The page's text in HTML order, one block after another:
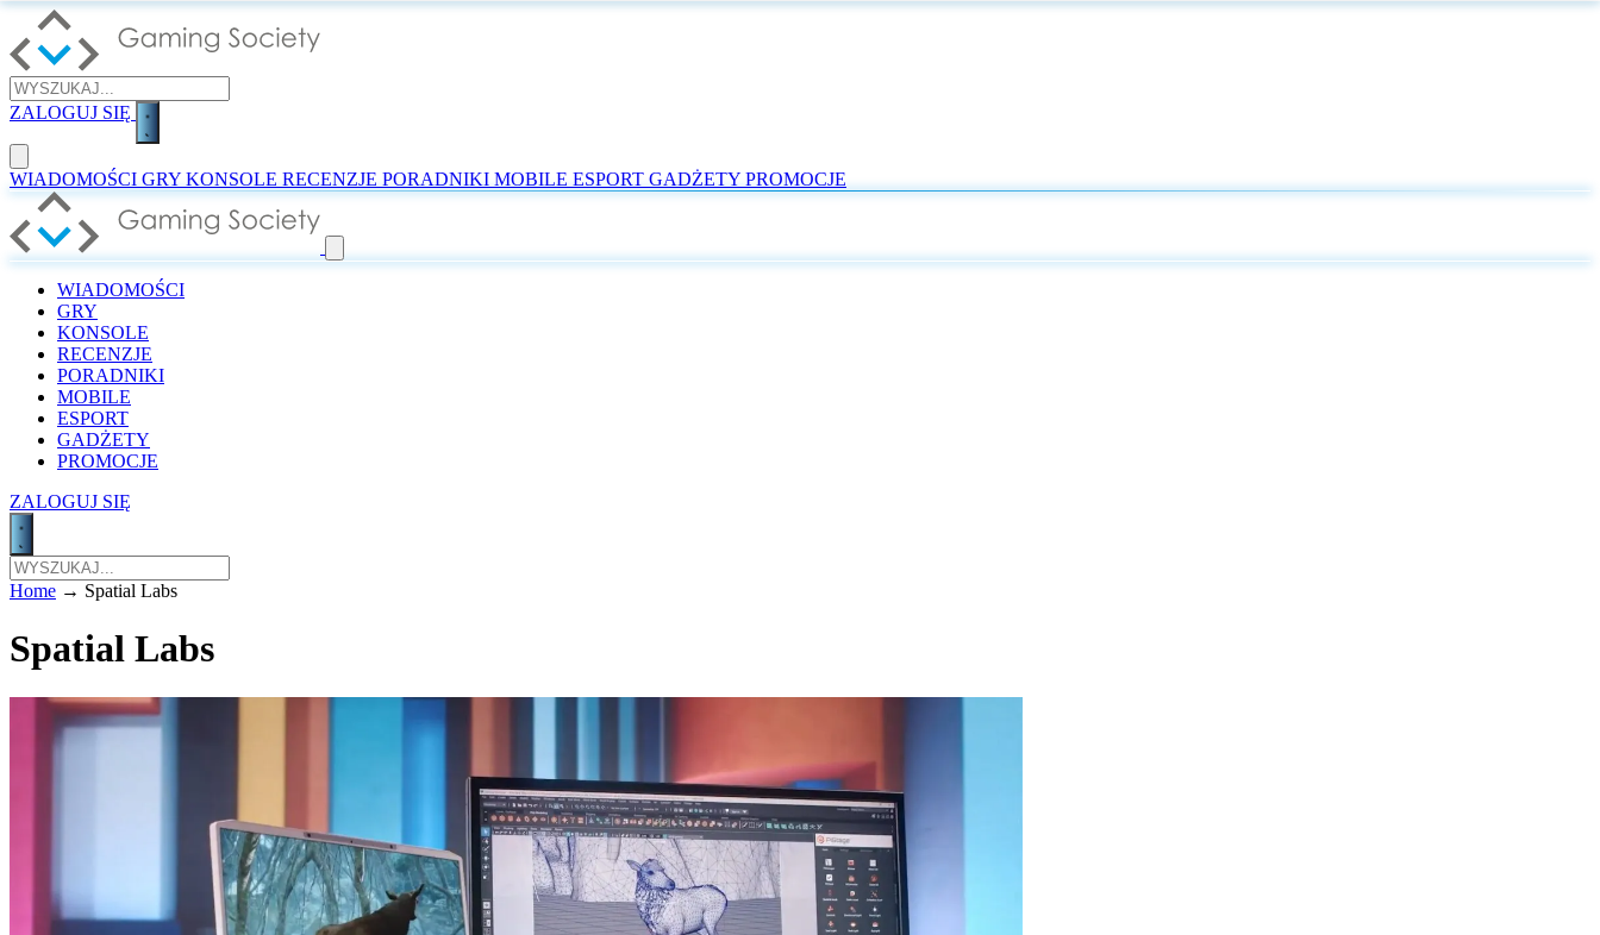
ZALOGUJ SIĘ
WIADOMOŚCI GRY KONSOLE RECENZJE PORADNIKI MOBILE ESPORT GADŻETY PROMOCJE
WIADOMOŚCI
GRY
KONSOLE
RECENZJE
PORADNIKI
MOBILE
ESPORT
GADŻETY
PROMOCJE
ZALOGUJ SIĘ
Home → Spatial Labs
Spatial Labs